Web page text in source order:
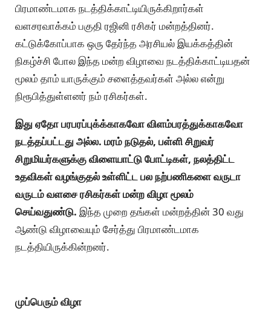
பிரமாண்டமாக நடத்திக்காட்டியிருக்கிறார்கள்
வளசரவாக்கம் பகுதி ரஜினி ரசிகர் மன்றத்தினர்.
கட்டுக்கோப்பாக ஒரு தேர்ந்த அரசியல் இயக்கத்தின்
நிகழ்ச்சி போல இந்த மன்ற விழாவை நடத்திக்காட்டியதன்
மூலம் தாம் யாருக்கும் சளைத்தவர்கள் அல்ல என்று
நிரூபித்துள்ளனர் நம் ரசிகர்கள்.
இது ஏதோ பரபரப்புக்க்காகவோ விளம்பரத்துக்காகவோ
நடத்தப்பட்டது அல்ல. மரம் நடுதல், பள்ளி சிறுவர்
சிறுமியர்களுக்கு விளையாட்டு போட்டிகள், நலத்திட்ட
உதவிகள் வழங்குதல் உள்ளிட்ட பல நற்பணிகளை வருடா
வருடம் வளசை ரசிகர்கள் மன்ற விழா மூலம்
செய்வதுண்டு. இந்த முறை தங்கள் மன்றத்தின் 30 வது
ஆண்டு விழாவையும் சேர்த்து பிரமாண்டமாக
நடத்தியிருக்கின்றனர்.
முப்பெரும் விழா